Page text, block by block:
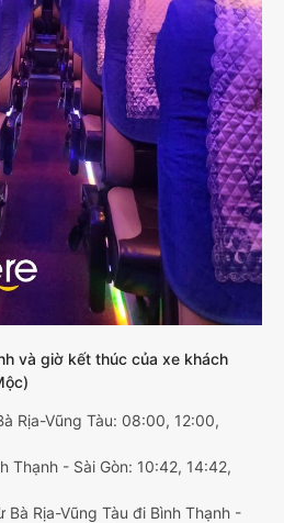
và giờ kết thúc của xe khách
Rịa-Vũng Tàu: 08:00, 12:00,
Thạnh - Sài Gòn: 10:42, 14:42,
Bà Rịa-Vũng Tàu đi Bình Thạnh -